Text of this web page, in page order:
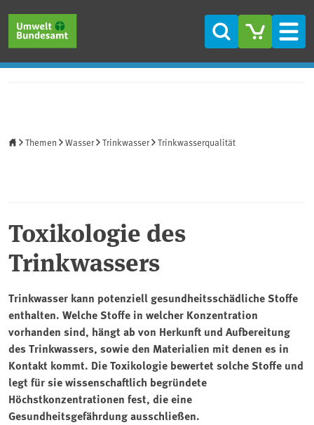
Suche
Themen Wasser Trinkwasser Trinkwasserqualität
Toxikologie des
Trinkwassers
Trinkwasser kann potenziell gesundheitsschädliche Stoffe
enthalten. Welche Stoffe in welcher Konzentration
vorhanden sind, hängt ab von Herkunft und Aufbereitung
des Trinkwassers, sowie den Materialien mit denen es in
Kontakt kommt. Die Toxikologie bewertet solche Stoffe und
legt für sie wissenschaftlich begründete
Höchstkonzentrationen fest, die eine
Gesundheitsgefährdung ausschließen.